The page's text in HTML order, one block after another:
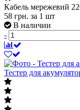
Кабель мережевий
58 грн. за 1 шт
В наличии
-
Тестер для